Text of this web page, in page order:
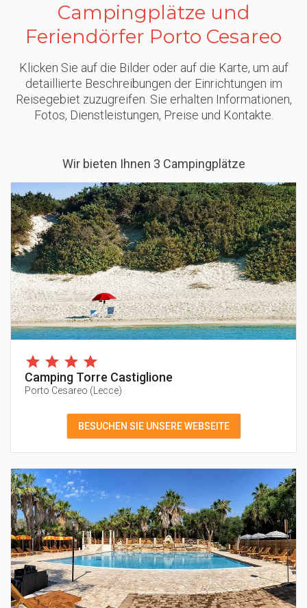
Campingplätze und
Feriendörfer Porto Cesareo
Klicken Sie auf die Bilder oder auf die Karte, um auf
detaillierte Beschreibungen der Einrichtungen im
Reisegebiet zuzugreifen. Sie erhalten Informationen,
Fotos, Dienstleistungen, Preise und Kontakte.
Wir bieten Ihnen 3 Campingplätze
Camping Torre Castiglione
Porto Cesareo ( Lecce)
BESUCHEN SIE UNSERE WEBSEITE